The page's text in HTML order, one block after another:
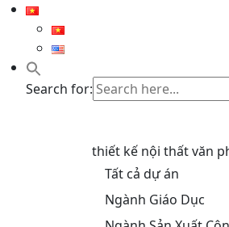
Search for:
thiết kế nội thất văn
Tất cả dự án
Ngành Giáo Dục